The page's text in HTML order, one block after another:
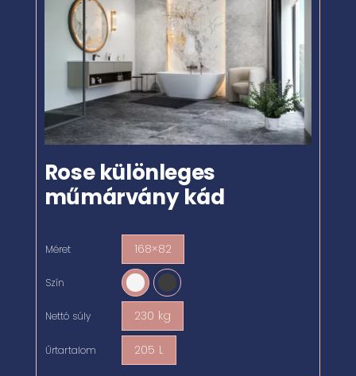
Rose különleges
műmárvány kád
Méret 168×82
Szín
Nettó súly 230 kg
Űrtartalom 205 L